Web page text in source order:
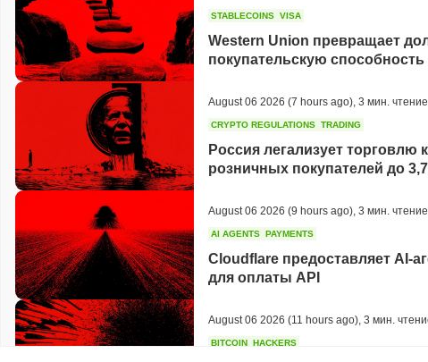
STABLECOINS VISA
Western Union превращает
покупательскую способность
August 06 2026 (7 hours ago) 3 мин. чтение
CRYPTO REGULATIONS TRADING
Россия легализует торговлю
розничных покупателей до
August 06 2026 (9 hours ago) 3 мин. чтение
AI AGENTS PAYMENTS
Cloudflare предоставляет AI-
для оплаты API
August 06 2026 (11 hours ago) 3 мин.
BITCOIN HACKERS